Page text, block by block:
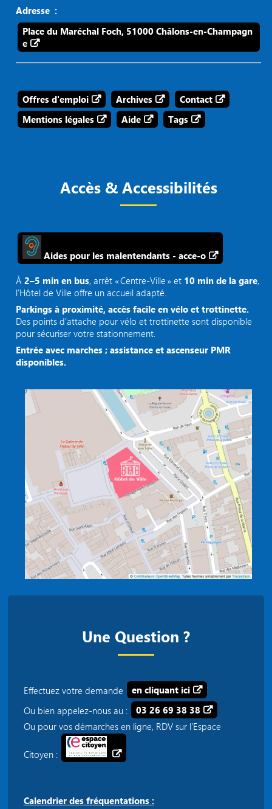
Adresse :
Place du Maréchal Foch, 51000 Châlons-en-Champagn
e
Offres d'emploi Archives
Contact
Mentions légales
Aide Tags
Accès & Accessibilités
Aides pour les malentendants - acce-o
À2–5 min en bus, arrêt « Centre‑Ville » et 10 min de la gare,
l’Hôtel de Ville offre un accueil adapté.
Parkings à proximité, accès facile en vélo et trottinette.
Des points d'attache pour vélo et trottinette sont disponible
pour sécuriser votre stationnement.
Entrée avec marches ; assistance et ascenseur PMR
disponibles.
Une Question ?
Effectuez votre demande
en cliquant ici
Ou bien appelez-nous au :
03 26 69 38 38
Ou pour vos démarches en ligne, RDV sur l'Espace
Citoyen :
Calendrier des fréquentations :